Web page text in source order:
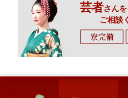
芸者さん
ご相談